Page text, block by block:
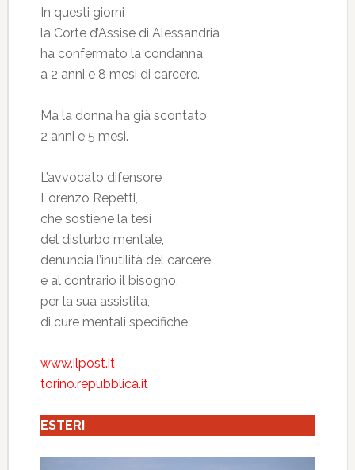
In questi giorni
la Corte d’Assise di Alessandria
ha confermato la condanna
a 2 anni e 8 mesi di carcere.
Ma la donna ha già scontato
2 anni e 5 mesi.
L’avvocato difensore
Lorenzo Repetti,
che sostiene la tesi
del disturbo mentale,
denuncia l’inutilità del carcere
e al contrario il bisogno,
per la sua assistita,
di cure mentali specifiche.
www.ilpost.it
torino.repubblica.it
ESTERI